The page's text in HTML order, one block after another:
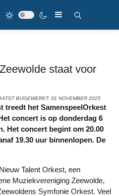
staat voor
BIJGEWERKT: 01 NOVEMBER 2025
concert is op donderdag 6
Het concert begint om 20.00
19.30 uur binnenlopen. De
Muziekvereniging Zeewolde,
Symfonie Orkest. Veel